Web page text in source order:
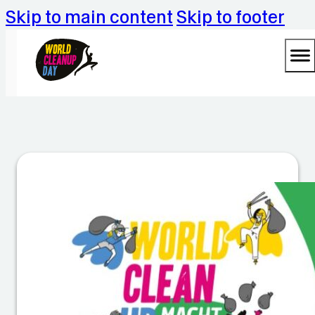
Skip to main content Skip to footer
ül
ls